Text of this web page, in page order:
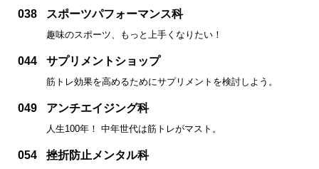
038 スポーツパフォーマンス科
趣味のスポーツ、もっと上手くなりたい！
044 サプリメントショップ
筋トレ効果を高めるためにサプリメントを検討しよう。
049 アンチエイジング科
人生100年！ 中年世代は筋トレがマスト。
054 挫折防止メンタル科